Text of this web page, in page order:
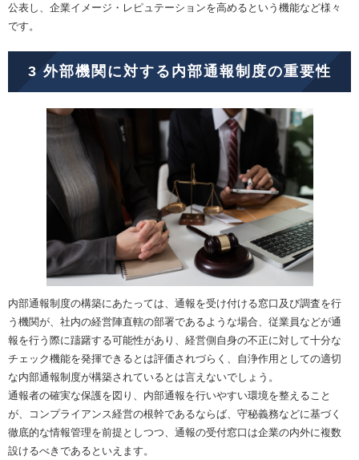
公表し、企業イメージ・レピュテーションを高めるという機能など様々
です。
3 外部機関に対する内部通報制度の重要性
内部通報制度の構築にあたっては、通報を受け付ける窓口及び調査を行
う機関が、社内の経営陣直轄の部署であるような場合、従業員などが通
報を行う際に躊躇する可能性があり、経営側自身の不正に対して十分な
チェック機能を発揮できるとは評価されづらく、自浄作用としての適切
な内部通報制度が構築されているとは言えないでしょう。
通報者の確実な保護を図り、内部通報を行いやすい環境を整えること
が、コンプライアンス経営の根幹であるならば、守秘義務などに基づく
徹底的な情報管理を前提としつつ、通報の受付窓口は企業の内外に複数
設けるべきであるといえます。